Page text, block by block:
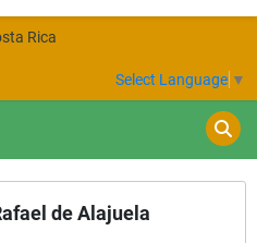
Rica
Select Language ▼
de Alajuela